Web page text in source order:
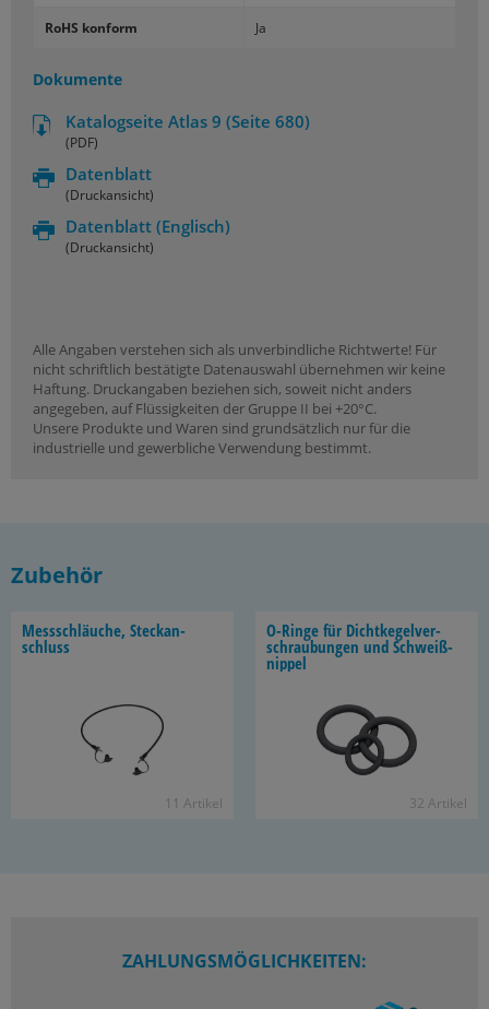
RoHS konform Ja
Dokumente
Katalogseite Atlas 9 (Seite 680)
(PDF)
Datenblatt
(Druckansicht)
Datenblatt (Englisch)
(Druckansicht)
Alle Angaben verstehen sich als unverbindliche Richtwerte! Für
nicht schriftlich bestätigte Datenauswahl übernehmen wir keine
Haftung. Druckangaben beziehen sich, soweit nicht anders
angegeben, auf Flüssigkeiten der Gruppe II bei +20°C.
Unsere Produkte und Waren sind grundsätzlich nur für die
industrielle und gewerbliche Verwendung bestimmt.
Zubehör
Mess­schläu­che, Steck­an­
schluss
11 Ar­ti­kel
O-​Ringe für Dicht­ke­gel­ver­
schrau­bun­gen und Schweiß­
nip­pel
32 Ar­ti­kel
ZAHLUNGSMÖGLICHKEITEN: